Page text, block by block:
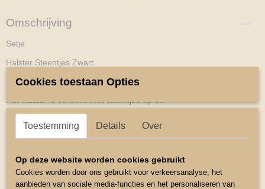
Omschrijving
Setje
Halster Steentjes Zwart
Luxe gevoerd nylon halster
Het halster is versierd met steentjes op de
Het halster is op 3e plaatsen verstelbaar
kleur Zwart
Maat Shetlander
Cookies toestaan Opties
Toestemming Details Over
Op deze website worden cookies gebruikt
Cookies worden door ons gebruikt voor verkeersanalyse, het
aanbieden van sociale media-functies en het personaliseren van